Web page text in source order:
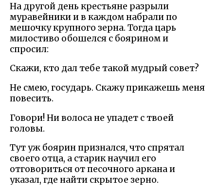
На другой день крестьяне разрыли
муравейники и в каждом набрали по
мешочку крупного зерна. Тогда царь
милостиво обошелся с боярином и
спросил:
Скажи, кто дал тебе такой мудрый совет?
Не смею, государь. Скажу прикажешь меня
повесить.
Говори! Ни волоса не упадет с твоей
головы.
Тут уж боярин признался, что спрятал
своего отца, а старик научил его
отговориться от песочного аркана и
указал, где найти скрытое зерно.